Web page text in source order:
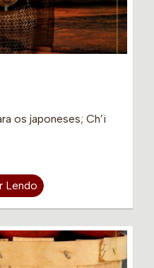
os japoneses; Ch’i
Lendo